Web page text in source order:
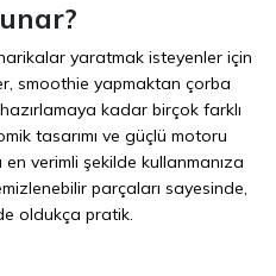
yaratmak isteyenler için
smoothie yapmaktan çorba
kadar birçok farklı
tasarımı ve güçlü motoru
verimli şekilde kullanmanıza
parçaları sayesinde,
oldukça pratik.